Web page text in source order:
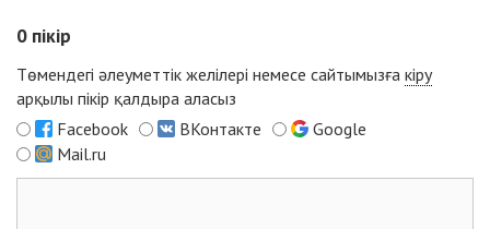
0 пікір
Төмендегі әлеуметтік желілері немесе сайтымызға кіру
арқылы пікір қалдыра аласыз
Facebook
ВКонтакте
Google
Mail.ru